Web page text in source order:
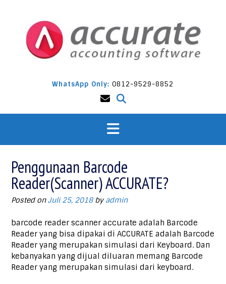
WhatsApp Only: 0812-9529-8852
Penggunaan Barcode
Reader(Scanner) ACCURATE?
Posted onJuli 25, 2018byadmin
barcode reader scanner accurate adalah Barcode
Reader yang bisa dipakai di ACCURATE adalah Barcode
Reader yang merupakan simulasi dari Keyboard. Dan
kebanyakan yang dijual diluaran memang Barcode
Reader yang merupakan simulasi dari keyboard.